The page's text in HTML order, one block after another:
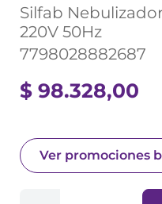
Silfab
220V 50Hz
7798028882687
$ 98.328,00
Ver promociones